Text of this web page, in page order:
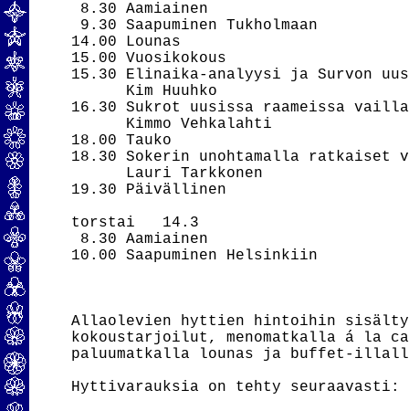
8.30 Aamiainen
9.30 Saapuminen Tukholmaan
14.00 Lounas
15.00 Vuosikokous
15.30 Elinaika-analyysi ja Survon uusi
      Kim Huuhko
16.30 Sukrot uusissa raameissa
      Kimmo Vehkalahti
18.00 Tauko
18.30 Sokerin unohtamalla ratkaiset
      Lauri Tarkkonen
19.30 Päivällinen
torstai   14.3
8.30 Aamiainen
10.00 Saapuminen Helsinkiin
Allaolevien hyttien hintoihin
kokoustarjoilut, menomatkalla á la
paluumatkalla lounas ja buffet-
Hyttivarauksia on tehty seuraavasti: